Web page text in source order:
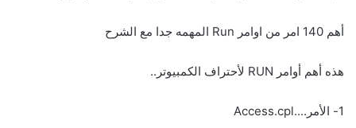
أهم 140 امر من اوامر Run المهمه جدا مع الشرح
هذه أهم أوامر RUN لأحتراف الكمبيوتر..
1- الأمر....Access.cpl